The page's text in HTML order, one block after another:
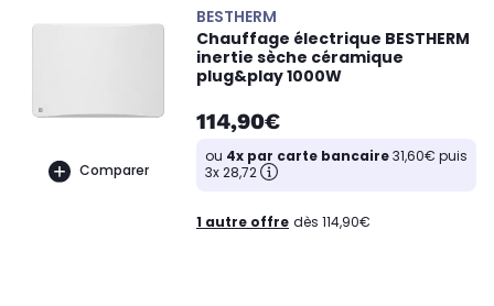
Comparer
BESTHERM
Chauffage électrique BESTHERM
inertie sèche céramique
plug&play 1000W
114,90€
ou 4x par carte bancaire31,60€ puis
3x 28,72
1 autre offre dès 114,90€